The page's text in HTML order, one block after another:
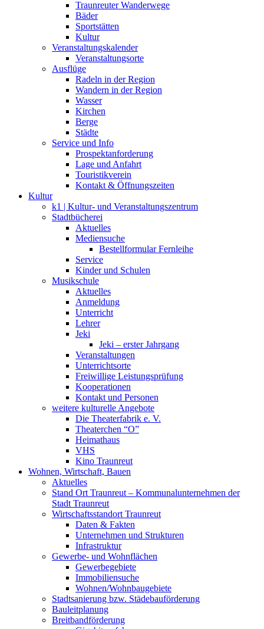
Traunreuter Wanderwege
Bäder
Sportstätten
Kultur
Veranstaltungskalender
Veranstaltungsorte
Ausflüge
Radeln in der Region
Wandern in der Region
Wasser
Kirchen
Berge
Städte
Service und Info
Prospektanforderung
Lage und Anfahrt
Touristikverein
Kontakt & Öffnungszeiten
Kultur
k1 | Kultur- und Veranstaltungszentrum
Stadtbücherei
Aktuelles
Mediensuche
Bestellformular Fernleihe
Service
Kinder und Schulen
Musikschule
Aktuelles
Anmeldung
Unterricht
Lehrer
Jeki
Jeki – erster Jahrgang
Veranstaltungen
Unterrichtsorte
Freiwillige Leistungsprüfung
Kooperationen
Kontakt und Personen
weitere kulturelle Angebote
Die Theaterfabrik e. V.
Theaterchen “O”
Heimathaus
VHS
Kino Traunreut
Wohnen, Wirtschaft, Bauen
Aktuelles
Stand Ort Traunreut – Kommunalunternehmen der
Stadt Traunreut
Wirtschaftsstandort Traunreut
Daten & Fakten
Unternehmen und Strukturen
Infrastruktur
Gewerbe- und Wohnflächen
Gewerbegebiete
Immobiliensuche
Wohnen/Wohnbaugebiete
Stadtsanierung bzw. Städebauförderung
Bauleitplanung
Breitbandförderung